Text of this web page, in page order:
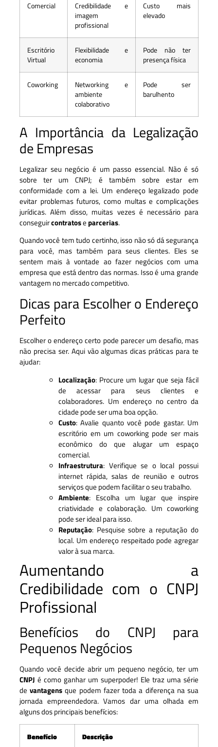
Comercial
Credibilidade e
imagem
profissional
Custo mais
elevado
Escritório
Virtual
Flexibilidade e
economia
Pode não ter
presença física
Coworking
Networking e
ambiente
colaborativo
Pode ser
barulhento
A Importância da Legalização
de Empresas
Legalizar seu negócio é um passo essencial. Não é só
sobre ter um CNPJ; é também sobre estar em
conformidade com a lei. Um endereço legalizado pode
evitar problemas futuros, como multas e complicações
jurídicas. Além disso, muitas vezes é necessário para
conseguircontratose parcerias.
Quando você tem tudo certinho, isso não só dá segurança
para você, mas também para seus clientes. Eles se
sentem mais à vontade ao fazer negócios com uma
empresa que está dentro das normas. Isso é uma grande
vantagem no mercado competitivo.
Dicas para Escolher o Endereço
Perfeito
Escolher o endereço certo pode parecer um desafio, mas
não precisa ser. Aqui vão algumas dicas práticas para te
ajudar:
Localização: Procure um lugar que seja fácil
de acessar para seus clientes e
colaboradores. Um endereço no centro da
cidade pode ser uma boa opção.
Custo: Avalie quanto você pode gastar. Um
escritório em um coworking pode ser mais
econômico do que alugar um espaço
comercial.
Infraestrutura: Verifique se o local possui
internet rápida, salas de reunião e outros
serviços que podem facilitar o seu trabalho.
Ambiente: Escolha um lugar que inspire
criatividade e colaboração. Um coworking
pode ser ideal para isso.
Reputação: Pesquise sobre a reputação do
local. Um endereço respeitado pode agregar
valor à sua marca.
Aumentando a
Credibilidade com o CNPJ
Profissional
Benefícios do CNPJ para
Pequenos Negócios
Quando você decide abrir um pequeno negócio, ter um
CNPJ é como ganhar um superpoder! Ele traz uma série
devantagens que podem fazer toda a diferença na sua
jornada empreendedora. Vamos dar uma olhada em
alguns dos principais benefícios:
Benefício Descrição